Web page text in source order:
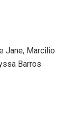
Jane, Marcilio
Barros